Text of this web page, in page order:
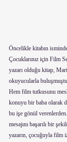
Öncelikle kitabın
Çocuklarınız için Film
yazarı olduğu kitap,
okuyucularla
Hem film tutkusunu
konuyu bir baba olarak
bu işe gönül verenlerden.
mesajını başarılı bir
yazarın, çocuğuyla film